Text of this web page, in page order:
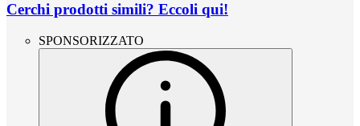
Cerchi prodotti simili? Eccoli qui!
SPONSORIZZATO